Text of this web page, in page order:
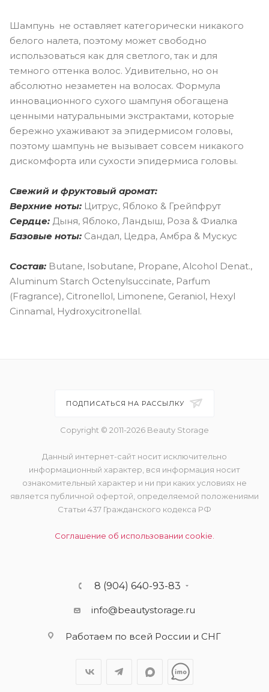
Шампунь не оставляет категорически никакого
белого налета, поэтому может свободно
использоваться как для светлого, так и для
темного оттенка волос. Удивительно, но он
абсолютно незаметен на волосах. Формула
инновационного сухого шампуня обогащена
ценными натуральными экстрактами, которые
бережно ухаживают за эпидермисом головы,
поэтому шампунь не вызывает совсем никакого
дискомфорта или сухости эпидермиса головы.
Свежий и фруктовый аромат:
Верхние ноты: Цитрус, Яблоко & Грейпфрут
Сердце: Дыня, Яблоко, Ландыш, Роза & Фиалка
Базовые ноты: Сандал, Цедра, Амбра & Мускус
Состав: Butane, Isobutane, Propane, Alcohol Denat.,
Aluminum Starch Octenylsuccinate, Parfum
(Fragrance), Citronellol, Limonene, Geraniol, Hexyl
Cinnamal, Hydroxycitronellal.
ПОДПИСАТЬСЯ НА РАССЫЛКУ
Copyright © 2011-2026 Beauty Storage
Данный интернет-сайт носит исключительно
информационный характер, вся информация носит
ознакомительный характер и ни при каких условиях не
является публичной офертой, определяемой положениями
Статьи 437 Гражданского кодекса РФ
Соглашение об использовании cookie.
8 (904) 640-93-83
info@beautystorage.ru
Работаем по всей России и СНГ